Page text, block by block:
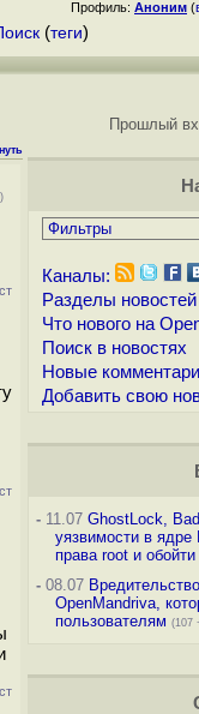
Профиль: Аноним (
(теги)
Прошлый
Каналы:
Разделы новостей
Что нового на
Поиск в новостях
Новые
Добавить свою
-11.07 GhostLock,
уязвимости в
права root и
-08.07
OpenMandriva,
пользователям (107